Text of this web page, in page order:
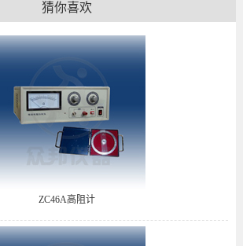
猜你喜欢
ZC46A高阻计